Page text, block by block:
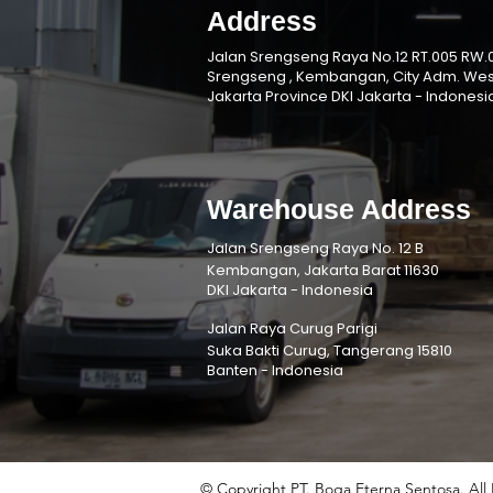
Address
Jalan Srengseng Raya No.12 RT.005
Srengseng , Kembangan, City Adm.
Jakarta Province DKI Jakarta -
Warehouse Address
Jalan Srengseng Raya No. 12 B
Kembangan, Jakarta Barat 11630
DKI Jakarta - Indonesia
Jalan Raya Curug Parigi
Suka Bakti Curug, Tangerang 15810
Banten - Indonesia
© Copyright PT. Boga Eterna Sentosa. All